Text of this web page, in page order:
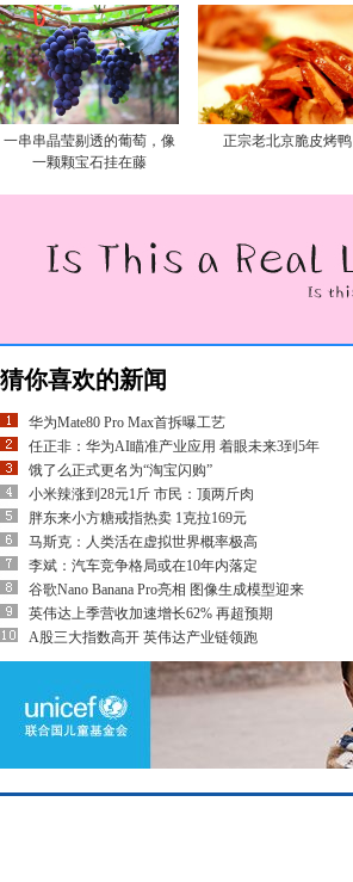
一串串晶莹剔透的葡萄，像
一颗颗宝石挂在藤
正宗老北京脆皮烤鸭
猜你喜欢的新闻
华为Mate80 Pro Max首拆曝工艺
任正非：华为AI瞄准产业应用 着眼未来3到5年
饿了么正式更名为“淘宝闪购”
小米辣涨到28元1斤 市民：顶两斤肉
胖东来小方糖戒指热卖 1克拉169元
马斯克：人类活在虚拟世界概率极高
李斌：汽车竞争格局或在10年内落定
谷歌Nano Banana Pro亮相 图像生成模型迎来
英伟达上季营收加速增长62% 再超预期
A股三大指数高开 英伟达产业链领跑